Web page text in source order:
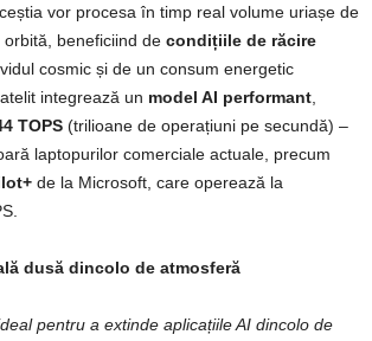
vor procesa în timp real volume uriașe de
beneficiind de condițiile de răcire
cosmic și de un consum energetic
integrează un model AI performant
TOPS (trilioane de operațiuni pe secundă) –
laptopurilor comerciale actuale, precum
de la Microsoft, care operează la
dusă dincolo de atmosferă
pentru a extinde aplicațiile AI dincolo de